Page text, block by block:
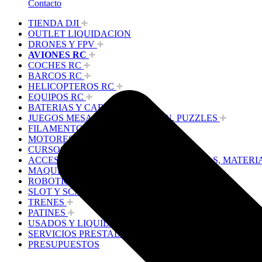
Contacto
TIENDA DJI
OUTLET LIQUIDACION
DRONES Y FPV
AVIONES RC
COCHES RC
BARCOS RC
HELICOPTEROS RC
EQUIPOS RC
BATERIAS Y CARGADORES
JUEGOS MESA, CONSTRUCCION, PUZZLES
FILAMENTO IMPRESORA 3D
MOTORES Y ACCESORIOS
CURSOS Y TALLERES
ACCESORIOS, HERRAMIENTAS, PINTURAS,
MAQUETAS ESTÁTICAS Y COLECCIÓN
ROBOTICA Y GADGETS ELECTRÓNICOS
SLOT Y SCALEXTRIC
TRENES
PATINES
USADOS Y LIQUIDACION
SERVICIOS PRESTADOS
PRESUPUESTOS